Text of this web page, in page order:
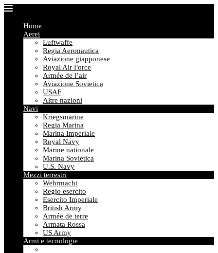
Home
Aerei
Luftwaffe
Regia Aeronautica
Aviazione giapponese
Royal Air Force
Armée de l’air
Aviazione Sovietica
USAF
Altre nazioni
Navi
Kriegsmarine
Regia Marina
Marina Imperiale
Royal Navy
Marine nationale
Marina Sovietica
U.S. Navy
Mezzi terrestri
Wehrmacht
Regio esercito
Esercito Imperiale
British Army
Armée de terre
Armata Rossa
US Army
Armi e tecnologie